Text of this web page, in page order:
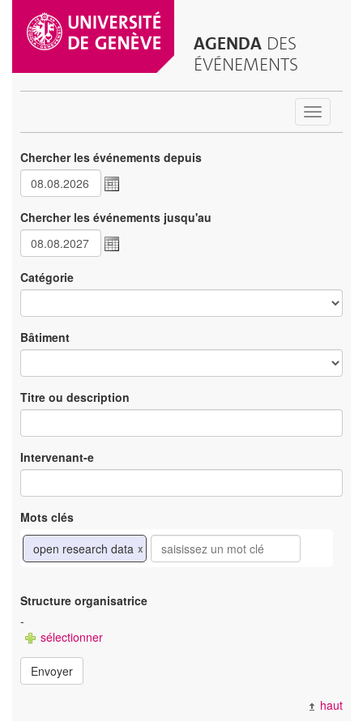
AGENDA DES
ÉVÉNEMENTS
Toggle
Chercher les événements depuis
Chercher les événements jusqu'au
Catégorie
Bâtiment
Titre ou description
Intervenant-e
Mots clés
open research data x
Structure organisatrice
-
sélectionner
Envoyer
haut